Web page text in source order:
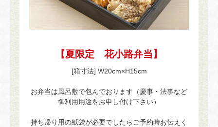
【夏限定 花小路弁当】
[箱寸法] W20cm×H15cm
お弁当は風呂敷で包んでおります（慶事・法事など
御利用用途をお申し付け下さい）
持ち帰り用の紙袋が必要でしたらご予約時お伝えく